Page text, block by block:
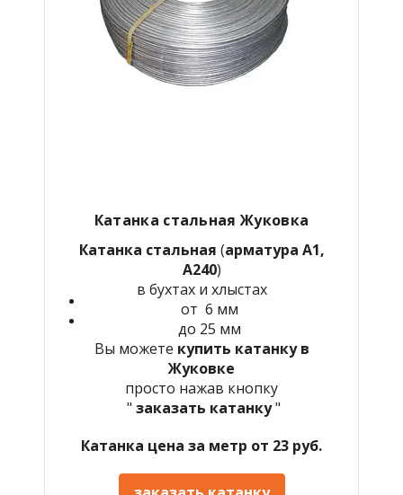
Катанка стальная Жуковка
Катанка стальная (арматура А1,
А240)
в бухтах и хлыстах
от 6 мм
до 25 мм
Вы можете купить катанку в
Жуковке
просто нажав кнопку
" заказать катанку"
Катанка цена за метр от 23 руб.